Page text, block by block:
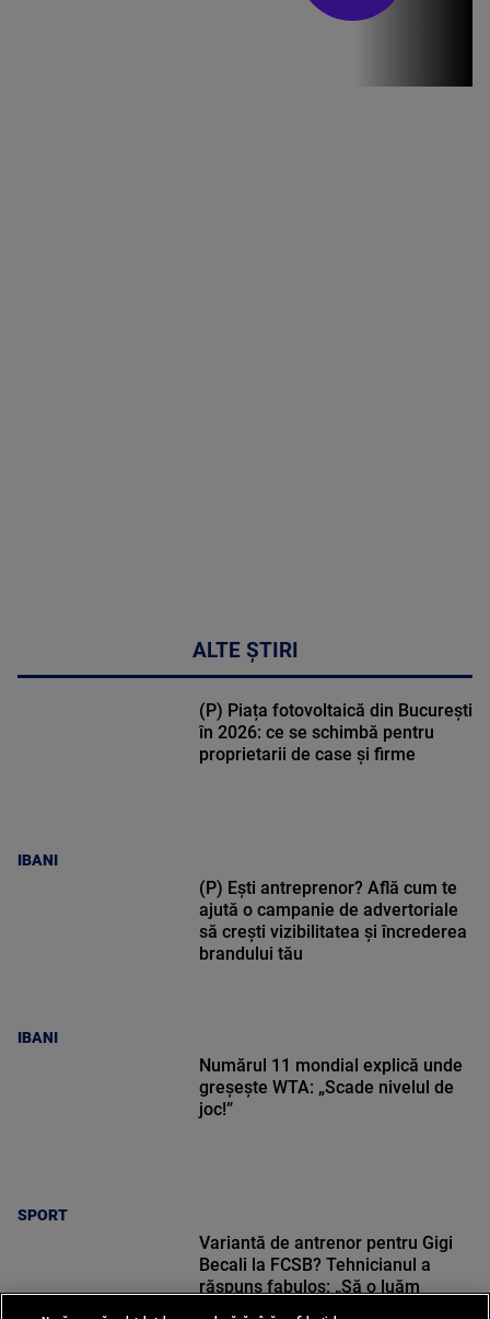
ALTE ȘTIRI
IBANI
(P) Piața fotovoltaică din București
în 2026: ce se schimbă pentru
proprietarii de case și firme
IBANI
(P) Ești antreprenor? Află cum te
ajută o campanie de advertoriale
să crești vizibilitatea și încrederea
brandului tău
SPORT
Numărul 11 mondial explică unde
greșește WTA: „Scade nivelul de
joc!”
Variantă de antrenor pentru Gigi
Becali la FCSB? Tehnicianul a
răspuns fabulos: „Să o luăm